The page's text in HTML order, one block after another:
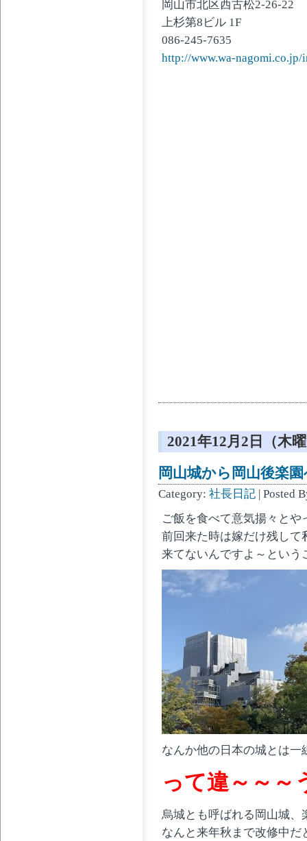
岡山市北区西古松2-26-22
上杉第8ビル 1F
086-245-7635
http://www.wa-nagomi.co.jp/
2021年12月2日（木
岡山城から岡山後楽
Category: 社長日記 | Posted
ご飯を食べて意気揚々と
前回来た時は嫁だけ残し
来てないんですよ～という
なんか他の日本の城とは一
って違～～～
烏城とも呼ばれる岡山城
なんと来年秋まで改修中